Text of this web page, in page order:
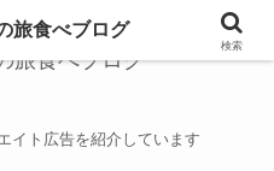
旅食べブログ
イト広告を紹介しています
旅食べブログ
検索